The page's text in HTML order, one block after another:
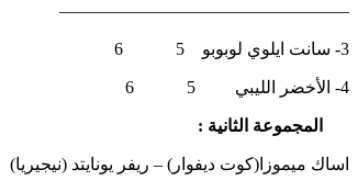
————————————————–
3- سانت ايلوي لوبوبو 5 6
4- الأخضر الليبي 5 6
المجموعة الثانية :
اساك ميموزا(كوت ديفوار) – ريفر يونايتد (نيجيريا) 1-0